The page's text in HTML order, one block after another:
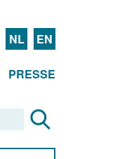
NL EN
PRESSE